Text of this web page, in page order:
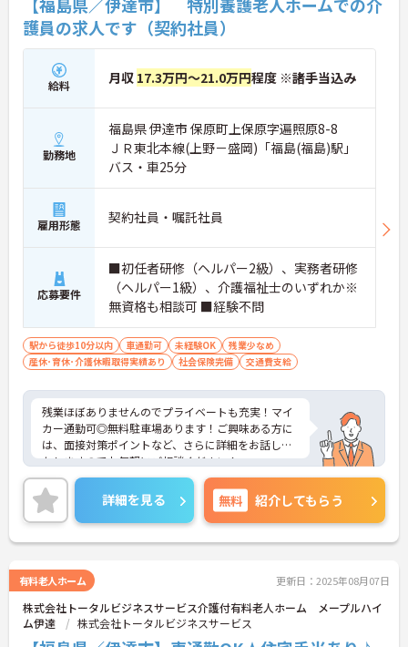
護員の求人です（契約社員）
給料 月収 17.3万円～21.0万円程度 ※諸手当込み
勤務地
福島県 伊達市 保原町上保原字遍照原8-8
ＪＲ東北本線(上野－盛岡)「福島(福島)駅」
バス・車25分
雇用形態 契約社員・嘱託社員
応募要件
■初任者研修（ヘルパー2級）、実務者研修
（ヘルパー1級）、介護福祉士のいずれか※
無資格も相談可 ■経験不問
駅から徒歩10分以内 車通勤可 未経験OK
残業少なめ
産休･育休･介護休暇取得実績あり
社会保険完備 交通費支給
残業ほぼありませんのでプライベートも充実！マイ
カー通勤可◎無料駐車場あります！ご興味ある方に
は、面接対策ポイントなど、さらに詳細をお話しい
たしますのでお気軽にご相談ください！
詳細を見る 無料 紹介してもらう
有料老人ホーム 更新日：2025年08月07日
株式会社トータルビジネスサービス介護付有料老人ホーム メープルハイ
ム伊達
株式会社トータルビジネスサービス